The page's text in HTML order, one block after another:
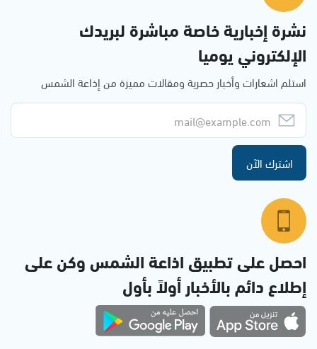
نشرة إخبارية خاصة مباشرة لبريدك
الإلكتروني يوميا
استلم اشعارات وأخبار حصرية ومقالات مميزة من إذاعة الشمس
اشترك الآن
احصل على تطبيق اذاعة الشمس وكن على
إطلاع دائم بالأخبار أولاً بأول